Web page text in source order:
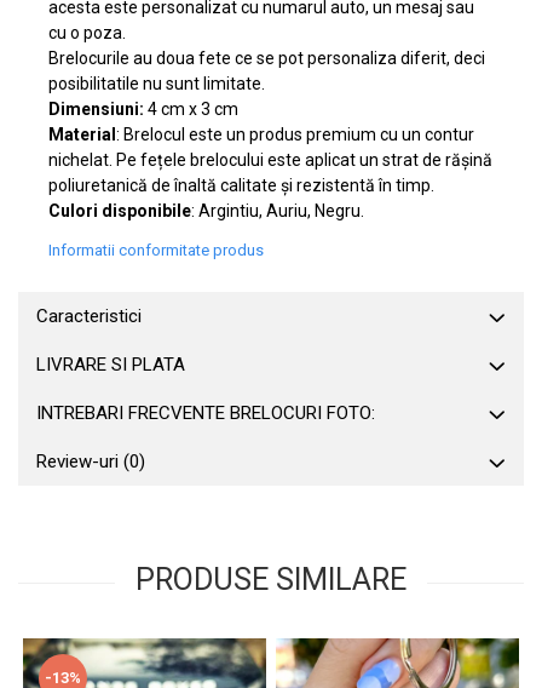
acesta este personalizat cu numarul auto, un mesaj sau
cu o poza.
Brelocurile au doua fete ce se pot personaliza diferit, deci
posibilitatile nu sunt limitate.
Dimensiuni: 4 cm x 3 cm
Material : Brelocul este un produs premium cu un contur
nichelat. Pe fețele brelocului este aplicat un strat de rășină
poliuretanică de înaltă calitate și rezistentă în timp.
Culori disponibile: Argintiu, Auriu, Negru.
Informatii conformitate produs
Caracteristici
LIVRARE SI PLATA
INTREBARI FRECVENTE BRELOCURI FOTO:
Review-uri (0)
PRODUSE SIMILARE
-13%